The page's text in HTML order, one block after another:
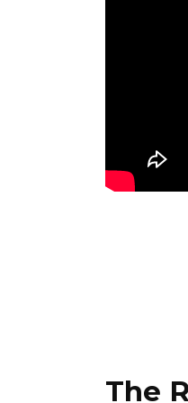
The